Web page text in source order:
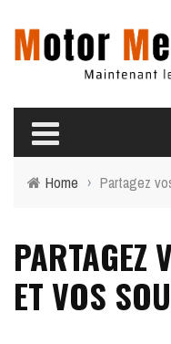
Home › Partagez
PARTAGEZ
ET VOS